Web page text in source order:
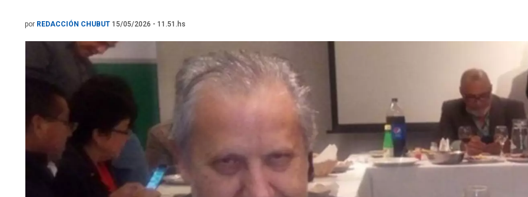
por REDACCIÓN CHUBUT 15/05/2026 - 11.51.hs